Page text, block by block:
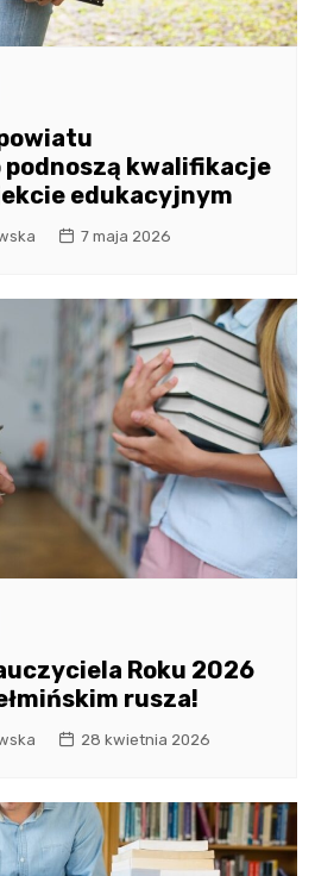
podnoszą kwalifikacje
edukacyjnym
7 maja 2026
Roku 2026
rusza!
28 kwietnia 2026